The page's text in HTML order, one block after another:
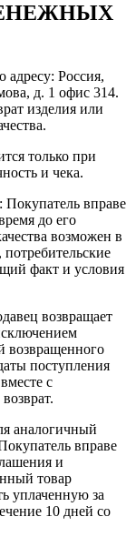
адресу: Россия,
д. 1 офис 314.
изделия или
только при
и чека.
Покупатель вправе
до его
возможен в
факт и условия
возвращает
возвращенного
поступления
с
аналогичный
вправе
и
товар
уплаченную за
10 дней со